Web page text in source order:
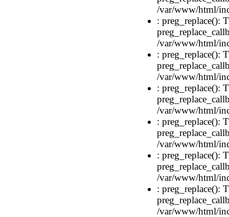
/var/www/html/
: preg_replace():
/var/www/html/
: preg_replace():
/var/www/html/
: preg_replace():
/var/www/html/
: preg_replace():
/var/www/html/
: preg_replace():
/var/www/html/
: preg_replace():
/var/www/html/